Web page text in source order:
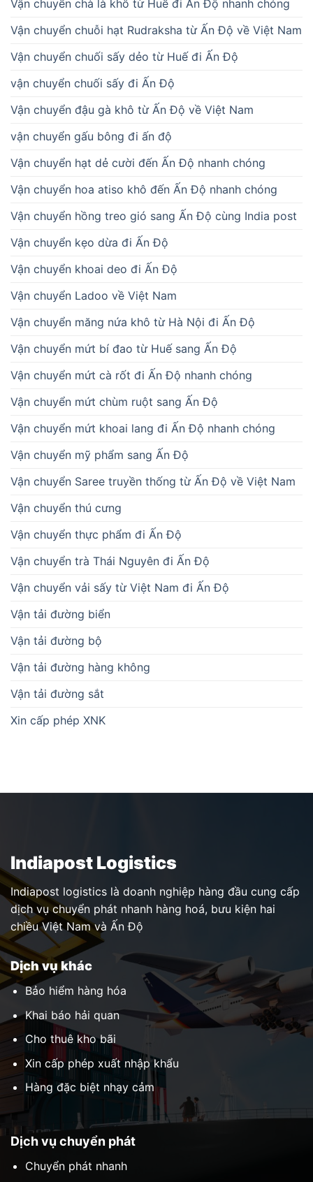
Vận chuyển chà là khô từ Huế đi Ấn Độ nhanh chóng
Vận chuyển chuỗi hạt Rudraksha từ Ấn Độ về Việt Nam
Vận chuyển chuối sấy dẻo từ Huế đi Ấn Độ
vận chuyển chuối sấy đi Ấn Độ
Vận chuyển đậu gà khô từ Ấn Độ về Việt Nam
vận chuyển gấu bông đi ấn độ
Vận chuyển hạt dẻ cười đến Ấn Độ nhanh chóng
Vận chuyển hoa atiso khô đến Ấn Độ nhanh chóng
Vận chuyển hồng treo gió sang Ấn Độ cùng India post
Vận chuyển kẹo dừa đi Ấn Độ
Vận chuyển khoai deo đi Ấn Độ
Vận chuyển Ladoo về Việt Nam
Vận chuyển măng nứa khô từ Hà Nội đi Ấn Độ
Vận chuyển mứt bí đao từ Huế sang Ấn Độ
Vận chuyển mứt cà rốt đi Ấn Độ nhanh chóng
Vận chuyển mứt chùm ruột sang Ấn Độ
Vận chuyển mứt khoai lang đi Ấn Độ nhanh chóng
Vận chuyển mỹ phẩm sang Ấn Độ
Vận chuyển Saree truyền thống từ Ấn Độ về Việt Nam
Vận chuyển thú cưng
Vận chuyển thực phẩm đi Ấn Độ
Vận chuyển trà Thái Nguyên đi Ấn Độ
Vận chuyển vải sấy từ Việt Nam đi Ấn Độ
Vận tải đường biển
Vận tải đường bộ
Vận tải đường hàng không
Vận tải đường sắt
Xin cấp phép XNK
Indiapost Logistics
Indiapost logistics là doanh nghiệp hàng đầu cung cấp
dịch vụ chuyển phát nhanh hàng hoá, bưu kiện hai
chiều Việt Nam và Ấn Độ
Dịch vụ chuyển phát
Chuyển phát nhanh
Dịch vụ khác
Bảo hiểm hàng hóa
Khai báo hải quan
Cho thuê kho bãi
Xin cấp phép xuất nhập khẩu
Hàng đặc biệt nhạy cảm